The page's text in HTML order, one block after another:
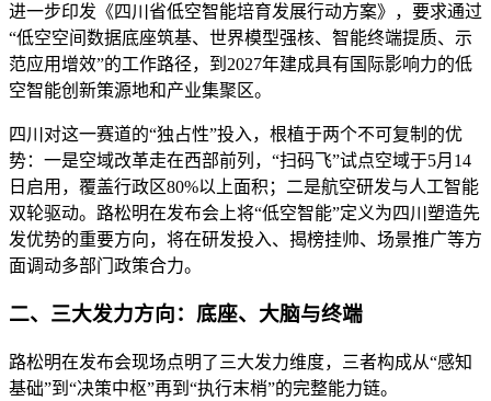
进一步印发《四川省低空智能培育发展行动方案》，要求通过
“低空空间数据底座筑基、世界模型强核、智能终端提质、示
范应用增效”的工作路径，到2027年建成具有国际影响力的低
空智能创新策源地和产业集聚区。
四川对这一赛道的“独占性”投入，根植于两个不可复制的优
势：一是空域改革走在西部前列，“扫码飞”试点空域于5月14
日启用，覆盖行政区80%以上面积；二是航空研发与人工智能
双轮驱动。路松明在发布会上将“低空智能”定义为四川塑造先
发优势的重要方向，将在研发投入、揭榜挂帅、场景推广等方
面调动多部门政策合力。
二、三大发力方向：底座、大脑与终端
路松明在发布会现场点明了三大发力维度，三者构成从“感知
基础”到“决策中枢”再到“执行末梢”的完整能力链。